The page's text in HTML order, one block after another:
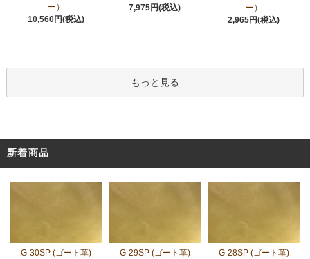
ー）
10,560円(税込)
7,975円(税込)
ー）
2,965円(税込)
もっと見る
新着商品
G-30SP (ゴート革)
G-29SP (ゴート革)
G-28SP (ゴート革)